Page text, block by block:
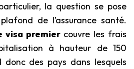
la question se pose
de l’assurance santé.
visa premiercouvre les frais
à hauteur de 150
des pays dans lesquels